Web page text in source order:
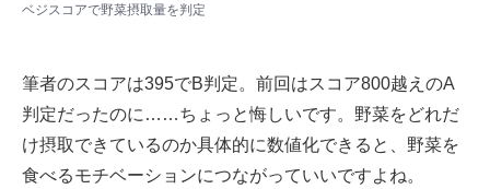
ベジスコアで野菜摂取量を判定
筆者のスコアは395でB判定。前回はスコア800越えのA
判定だったのに……ちょっと悔しいです。野菜をどれだ
け摂取できているのか具体的に数値化できると、野菜を
食べるモチベーションにつながっていいですよね。